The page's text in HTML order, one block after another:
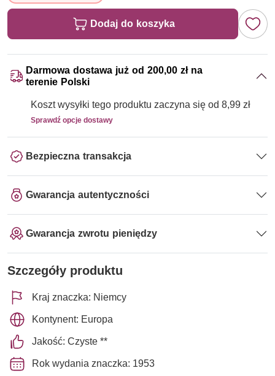
Dodaj do koszyka
Darmowa dostawa już od 200,00 zł na
terenie Polski
Koszt wysyłki tego produktu zaczyna się od 8,99 zł
Sprawdź opcje dostawy
Bezpieczna transakcja
Gwarancja autentyczności
Gwarancja zwrotu pieniędzy
Szczegóły produktu
Kraj znaczka: Niemcy
Kontynent: Europa
Jakość: Czyste **
Rok wydania znaczka: 1953